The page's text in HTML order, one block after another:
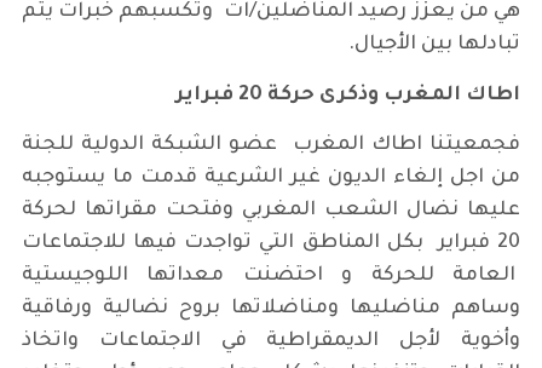
هي من يعزز رصيد المناضلين/ات وتكسبهم خبرات يتم
تبادلها بين الأجيال.
اطاك المغرب وذكرى حركة 20 فبراير
فجمعيتنا اطاك المغرب عضو الشبكة الدولية للجنة
من اجل إلغاء الديون غير الشرعية قدمت ما يستوجبه
عليها نضال الشعب المغربي وفتحت مقراتها لحركة
20 فبراير بكل المناطق التي تواجدت فيها للاجتماعات
العامة للحركة و احتضنت معداتها اللوجيستية
وساهم مناضليها ومناضلاتها بروح نضالية ورفاقية
وأخوية لأجل الديمقراطية في الاجتماعات واتخاذ